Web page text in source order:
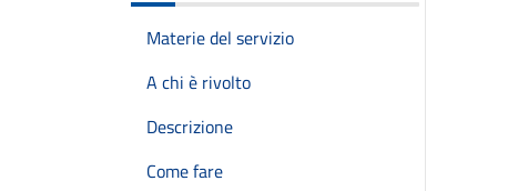
Materie del servizio
A chi è rivolto
Descrizione
Come fare